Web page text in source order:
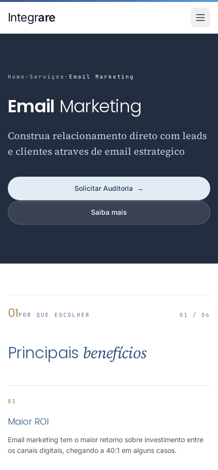
Integrare
Home · Serviços · Email Marketing
Email Marketing
Construa relacionamento direto com leads
e clientes atraves de email estrategico
Solicitar Auditoria →
Saiba mais
01 POR QUE ESCOLHER 01 / 06
Principais benefícios
01
Maior ROI
Email marketing tem o maior retorno sobre investimento entre
os canais digitais, chegando a 40:1 em alguns casos.